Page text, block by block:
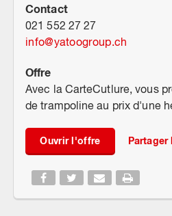
Contact
021 552 27 27
info@yatoogroup.ch
Offre
Avec la CarteCutlure, vous
de trampoline au prix d'une
Ouvrir l'offre Partager